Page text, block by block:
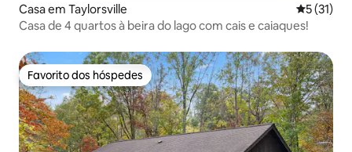
Casa em Taylorsville
5 (31)
Casa de 4 quartos à beira do lago com cais e caiaques!
Favorito dos hóspedes
Favorito dos hóspedes